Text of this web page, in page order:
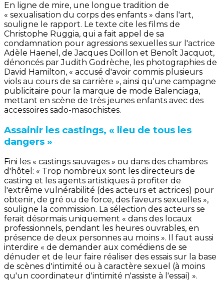
En ligne de mire, une longue tradition de
« sexualisation du corps des enfants » dans l'art,
souligne le rapport. Le texte cite les films de
Christophe Ruggia, qui a fait appel de sa
condamnation pour agressions sexuelles sur l'actrice
Adèle Haenel, de Jacques Doillon et Benoît Jacquot,
dénoncés par Judith Godrèche, les photographies de
David Hamilton, « accusé d'avoir commis plusieurs
viols au cours de sa carrière », ainsi qu'une campagne
publicitaire pour la marque de mode Balenciaga,
mettant en scène de très jeunes enfants avec des
accessoires sado-masochistes.
Assainir les castings, « lieu de tous les
dangers »
Fini les « castings sauvages » ou dans des chambres
d'hôtel: « Trop nombreux sont les directeurs de
casting et les agents artistiques à profiter de
l'extrême vulnérabilité (des acteurs et actrices) pour
obtenir, de gré ou de force, des faveurs sexuelles »,
souligne la commission. La sélection des acteurs se
ferait désormais uniquement « dans des locaux
professionnels, pendant les heures ouvrables, en
présence de deux personnes au moins ». Il faut aussi
interdire « de demander aux comédiens de se
dénuder et de leur faire réaliser des essais sur la base
de scènes d'intimité ou à caractère sexuel (à moins
qu'un coordinateur d'intimité n'assiste à l'essai) ».